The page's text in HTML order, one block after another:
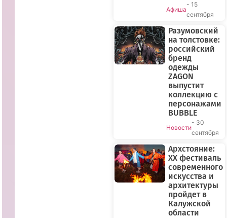
Афиша
- 15
сентября
Разумовский
на толстовке:
российский
бренд
одежды
ZAGON
выпустит
коллекцию с
персонажами
BUBBLE
Новости
- 30
сентября
Архстояние:
XX фестиваль
современного
искусства и
архитектуры
пройдет в
Калужской
области